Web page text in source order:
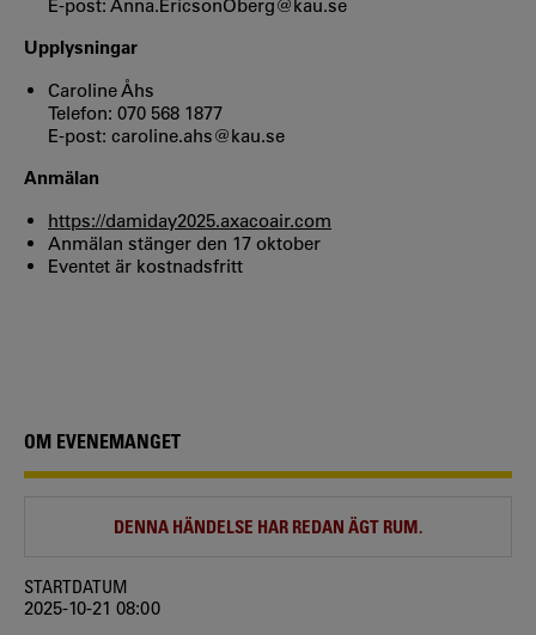
E-post: Anna.EricsonOberg@kau.se
Upplysningar
Caroline Åhs
Telefon: 070 568 1877
E-post: caroline.ahs@kau.se
Anmälan
https://damiday2025.axacoair.com
Anmälan stänger den 17 oktober
Eventet är kostnadsfritt
OM EVENEMANGET
DENNA HÄNDELSE HAR REDAN ÄGT RUM.
STARTDATUM
2025-10-21 08:00